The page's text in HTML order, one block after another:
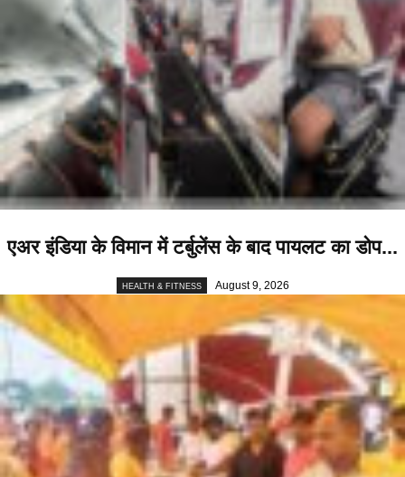
एअर इंडिया के विमान में टर्बुलेंस के बाद पायलट का डोप...
HEALTH & FITNESS August 9, 2026